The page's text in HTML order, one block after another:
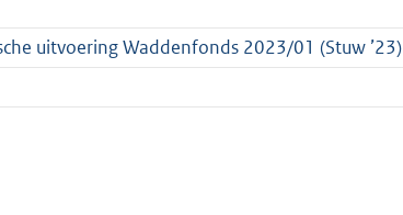
uitvoering Waddenfonds 2023/01 (Stuw ’23)